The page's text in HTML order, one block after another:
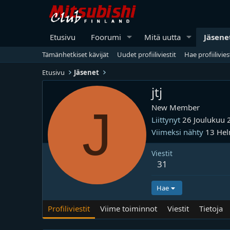
Etusivu Foorumi Mitä uutta
Tämänhetkiset kävijät Uudet profiiliviestit
Hae
Etusivu
Jäsenet
J
jtj
New Member
Liittynyt 26 Joulukuu
Viimeksi nähty 13
Viestit
31
Hae
Profiliviestit Viime toiminnot Viestit Tietoja